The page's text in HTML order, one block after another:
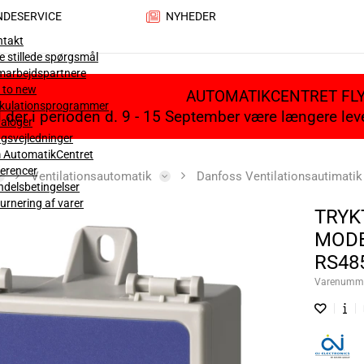
stillede spørgsmål
to new
AutomatikCentret
af varer
NYHEDER
AUTOMATIKCENTRET
der i perioden d. 9 - 15 September være længere
Ventilationsautomatik Danfoss Ventilationsautimatik